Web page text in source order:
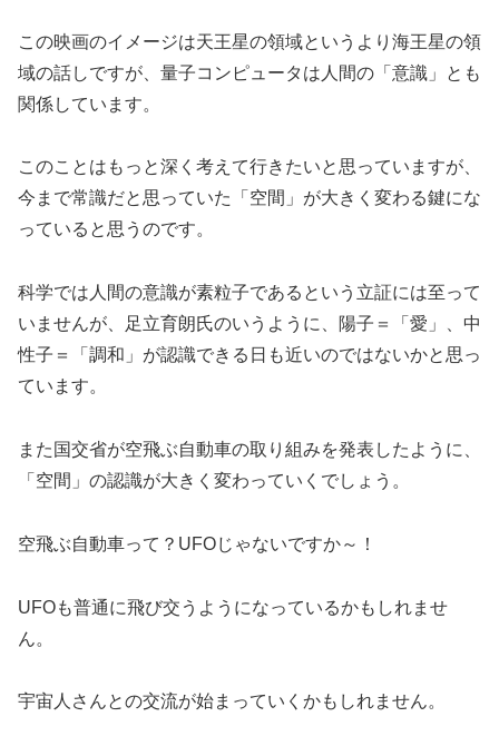
この映画のイメージは天王星の領域というより海王星の領
域の話しですが、量子コンピュータは人間の「意識」とも
関係しています。
このことはもっと深く考えて行きたいと思っていますが、
今まで常識だと思っていた「空間」が大きく変わる鍵にな
っていると思うのです。
科学では人間の意識が素粒子であるという立証には至って
いませんが、足立育朗氏のいうように、陽子＝「愛」、中
性子＝「調和」が認識できる日も近いのではないかと思っ
ています。
また国交省が空飛ぶ自動車の取り組みを発表したように、
「空間」の認識が大きく変わっていくでしょう。
空飛ぶ自動車って？ UFOじゃないですか～！
UFOも普通に飛び交うようになっているかもしれませ
ん。
宇宙人さんとの交流が始まっていくかもしれません。